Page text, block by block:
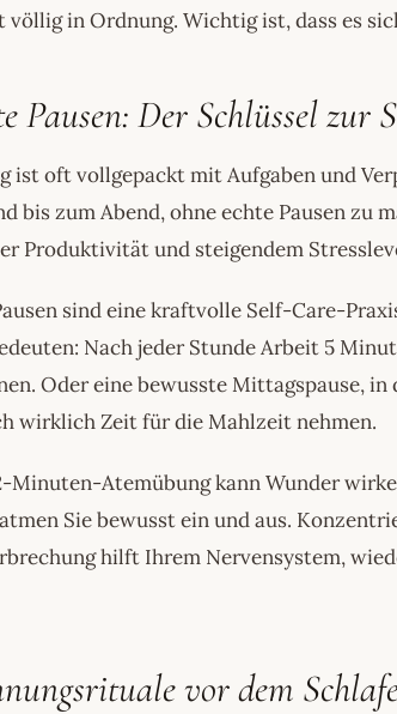
völlig in Ordnung. Wichtig ist, dass es
Pausen: Der Schlüssel zur
ist oft vollgepackt mit Aufgaben und
bis zum Abend, ohne echte Pausen zu
Produktivität und steigendem
sind eine kraftvolle Self-Care-
Nach jeder Stunde Arbeit 5
Oder eine bewusste Mittagspause,
wirklich Zeit für die Mahlzeit nehmen.
Minuten-Atemübung kann Wunder
Sie bewusst ein und aus.
hilft Ihrem Nervensystem,
vor dem